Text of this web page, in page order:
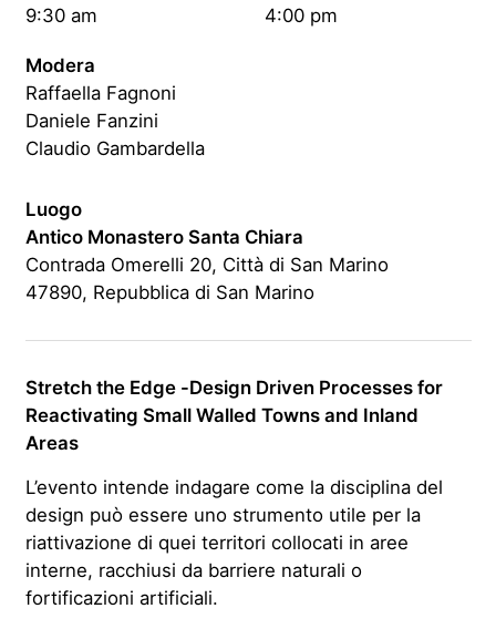
9:30 am
4:00 pm
Modera
Raffaella Fagnoni
Daniele Fanzini
Claudio Gambardella
Luogo
Antico Monastero Santa Chiara
Contrada Omerelli 20, Città di San Marino
47890, Repubblica di San Marino
Stretch the Edge -Design Driven Processes for
Reactivating Small Walled Towns and Inland
Areas
L’evento intende indagare come la disciplina del
design può essere uno strumento utile per la
riattivazione di quei territori collocati in aree
interne, racchiusi da barriere naturali o
fortificazioni artificiali.